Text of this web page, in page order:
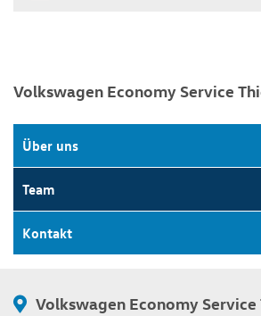
Volkswagen Economy Service
Über uns
Team
Kontakt
Volkswagen Economy Service